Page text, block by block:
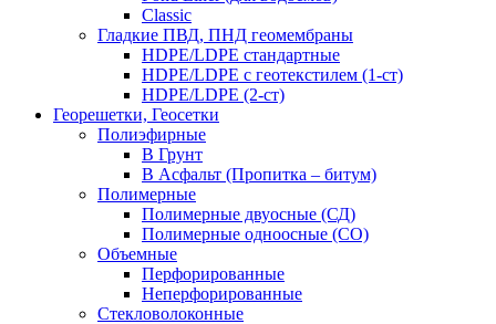
Classic
Гладкие ПВД, ПНД геомембраны
HDPE/LDPE стандартные
HDPE/LDPE с геотекстилем (1-ст)
HDPE/LDPE (2-ст)
Георешетки, Геосетки
Полиэфирные
В Грунт
В Асфальт (Пропитка – битум)
Полимерные
Полимерные двуосные (СД)
Полимерные одноосные (СО)
Объемные
Перфорированные
Неперфорированные
Стекловолоконные